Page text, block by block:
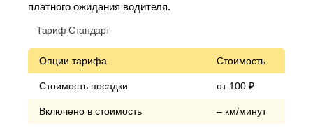
платного ожидания водителя.
Тариф Стандарт
Опции тарифа Стоимость
Стоимость посадки от 100 ₽
Включено в стоимость – км/минут